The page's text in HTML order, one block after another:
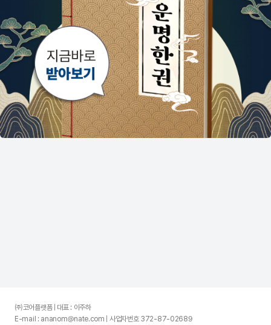
㈜코어플랫폼 | 대표 : 이주하
E-mail : ananom@nate.com | 사업자번호 372-87-02689